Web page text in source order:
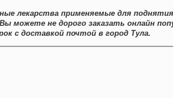
лекарства применяемые для
можете не дорого заказать онлайн
с доставкой почтой в город Тула.